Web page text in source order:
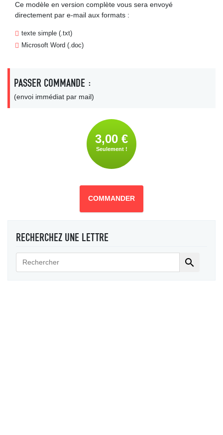
Ce modèle en version complète vous sera envoyé
directement par e-mail aux formats :
texte simple (.txt)
Microsoft Word (.doc)
PASSER COMMANDE :
(envoi immédiat par mail)
3,00 €
Seulement !
COMMANDER
RECHERCHEZ UNE LETTRE
